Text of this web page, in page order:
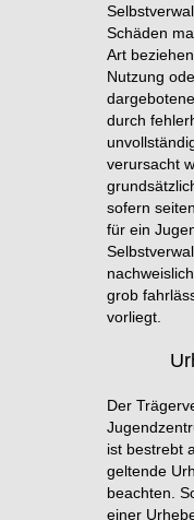
Schäden
Art
Nutzung
durch
verursacht
sofern
für ein
grob
vorliegt.
Der
ist bestrebt
geltende
beachten.
einer